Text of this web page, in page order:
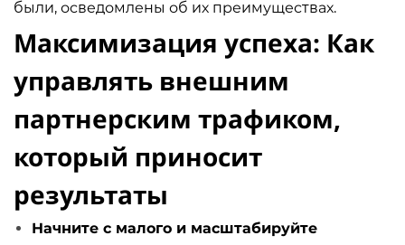
были, осведомлены об их преимуществах.
Максимизация успеха: Как
управлять внешним
партнерским трафиком,
который приносит
результаты
Начните с малого и масштабируйте